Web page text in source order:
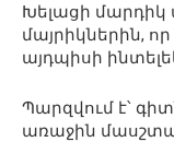
Խելացի մարդիկ
մայրիկներին,
այդպիսի
Պարզվում է՝
առաջին